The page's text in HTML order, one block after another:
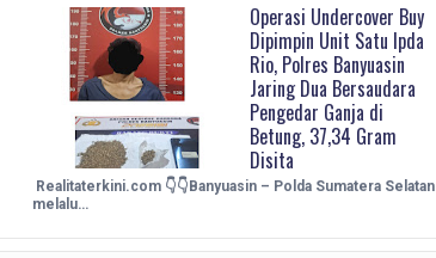
Operasi Undercover Buy
Dipimpin Unit Satu Ipda
Rio, Polres Banyuasin
Jaring Dua Bersaudara
Pengedar Ganja di
Betung, 37,34 Gram
Disita
Realitaterkini.com 👇👇Banyuasin – Polda Sumatera Selatan
melalu…